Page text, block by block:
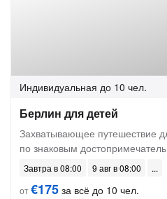
Индивидуальная до 10 чел.
Берлин для детей
Захватывающее путешествие
по знаковым
Завтра в 08:00
9 авг в 08:00
от€175 за всё до 10 чел.